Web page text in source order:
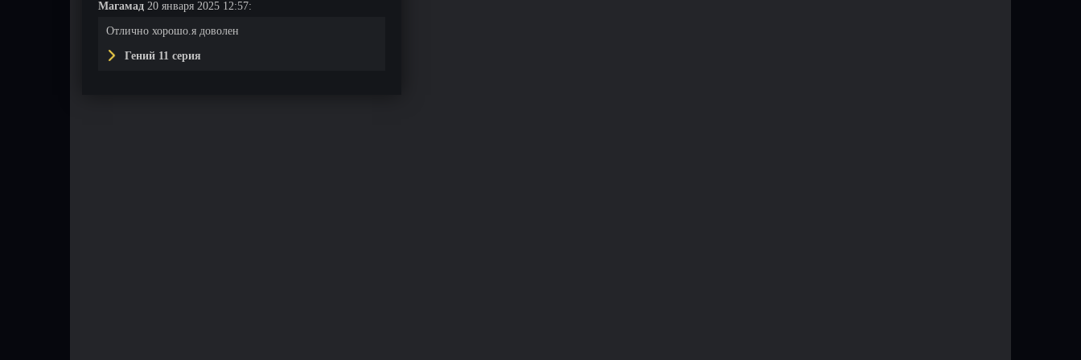
Магамад 20 января 2025 12:57:
Отлично хорошо.я доволен
Гений 11 серия